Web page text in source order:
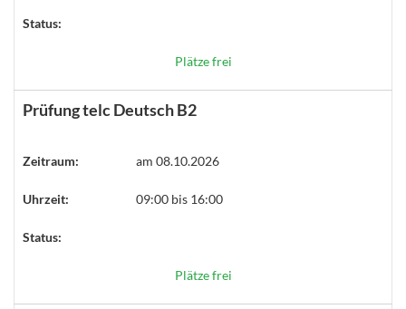
Status:
Plätze frei
Prüfung telc Deutsch B2
Zeitraum: am 08.10.2026
Uhrzeit: 09:00 bis 16:00
Status:
Plätze frei